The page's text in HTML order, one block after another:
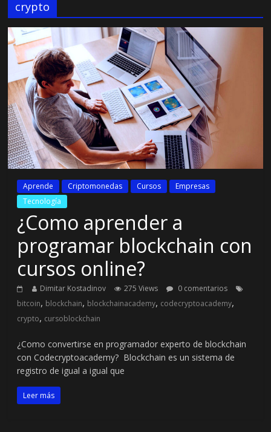
crypto
Aprende Criptomonedas Cursos
Empresas
Tecnología
¿Como aprender a
programar blockchain con
cursos online?
Dimitar Kostadinov 275 Views
0 comentarios
bitcoin, blockchain, blockchainacademy, codecryptoacademy,
crypto, cursoblockchain
¿Como convertirse en programador experto de blockchain
con Codecryptoacademy? Blockchain es un sistema de
registro de igual a igual que
Leer más